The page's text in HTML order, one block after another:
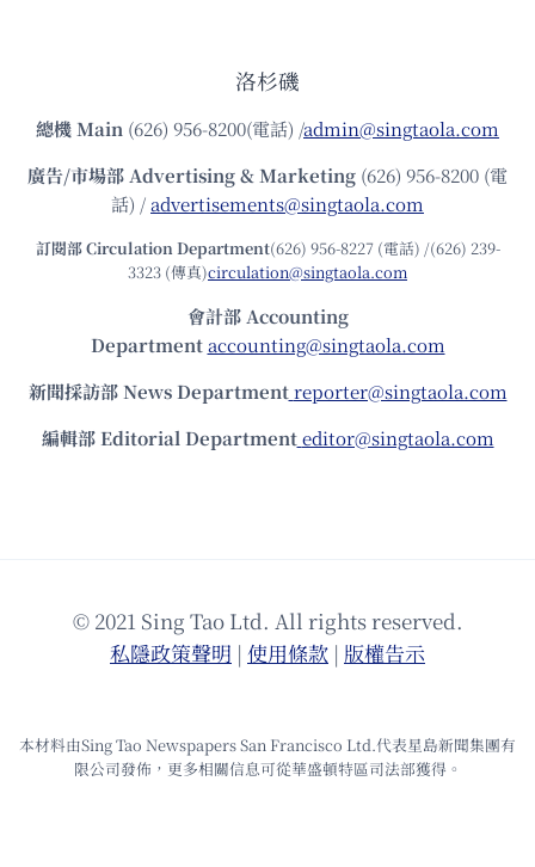
洛杉磯
總機Main (626) 956-8200(電話) /admin@singtaola.com
廣告/市場部Advertising & Marketing (626) 956-8200 (電
話) /advertisements@singtaola.com
訂閱部 Circulation Department(626) 956-8227 (電話) /(626) 239-
3323 (傳真)circulation@singtaola.com
會計部 Accounting
Department accounting@singtaola.com
新聞採訪部 News Department reporter@singtaola.com
編輯部 Editorial Department editor@singtaola.com
© 2021 Sing Tao Ltd. All rights reserved.
私隱政策聲明 | 使⽤條款 | 版權告⽰
本材料由Sing Tao Newspapers San Francisco Ltd.代表星島新聞集團有
限公司發佈，更多相關信息可從華盛頓特區司法部獲得。